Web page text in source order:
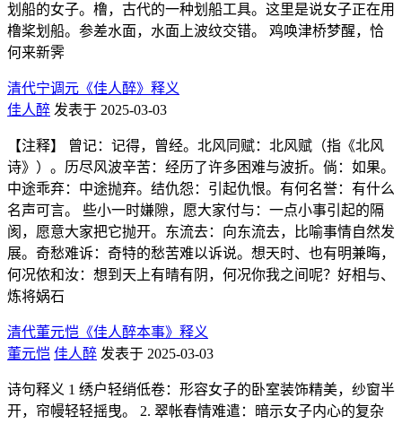
划船的女子。橹，古代的一种划船工具。这里是说女子正在用
橹桨划船。参差水面，水面上波纹交错。 鸡唤津桥梦醒，恰
何来新霁
清代宁调元《佳人醉》释义
佳人醉 发表于 2025-03-03
【注释】 曾记：记得，曾经。北风同赋：北风赋（指《北风
诗》）。历尽风波辛苦：经历了许多困难与波折。倘：如果。
中途乖弃：中途抛弃。结仇怨：引起仇恨。有何名誉：有什么
名声可言。 些小一时嫌隙，愿大家付与：一点小事引起的隔
阂，愿意大家把它抛开。东流去：向东流去，比喻事情自然发
展。奇愁难诉：奇特的愁苦难以诉说。想天时、也有明兼晦，
何况侬和汝：想到天上有晴有阴，何况你我之间呢？好相与、
炼将娲石
清代董元恺《佳人醉本事》释义
董元恺 佳人醉 发表于 2025-03-03
诗句释义 1 绣户轻绡低卷：形容女子的卧室装饰精美，纱窗半
开，帘幔轻轻摇曳。 2. 翠帐春情难遣：暗示女子内心的复杂